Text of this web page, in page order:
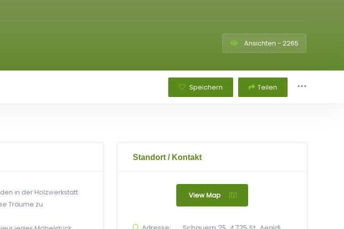
Ansichten - 2265
Speichern Teilen
in der Holzwerkstatt
Träume zu
Standort / Kontakt
View Map